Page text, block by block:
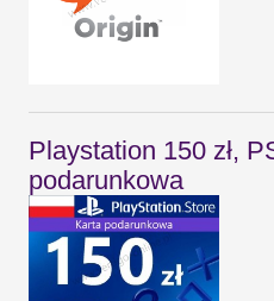
Playstation 150 zł,
podarunkowa